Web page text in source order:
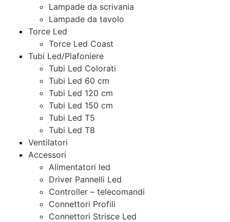
Lampade da scrivania
Lampade da tavolo
Torce Led
Torce Led Coast
Tubi Led/Plafoniere
Tubi Led Colorati
Tubi Led 60 cm
Tubi Led 120 cm
Tubi Led 150 cm
Tubi Led T5
Tubi Led T8
Ventilatori
Accessori
Alimentatori led
Driver Pannelli Led
Controller – telecomandi
Connettori Profili
Connettori Strisce Led